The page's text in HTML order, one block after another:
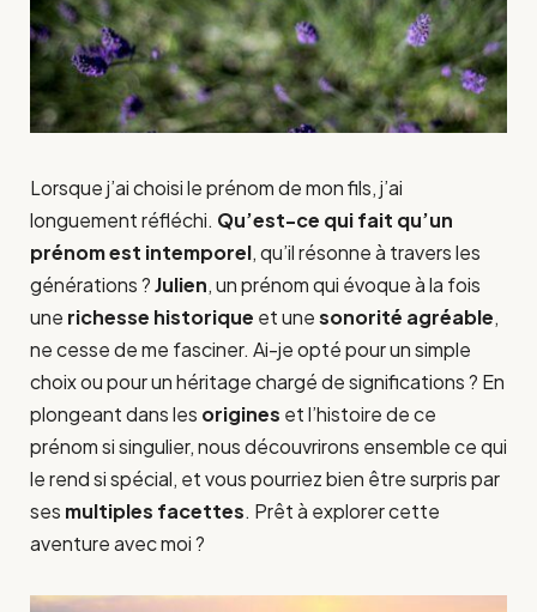
Lorsque j’ai choisi le prénom de mon fils, j’ai
longuement réfléchi. Qu’est-ce qui fait qu’un
prénom est intemporel, qu’il résonne à travers les
générations ?Julien, un prénom qui évoque à la fois
une richesse historique et unesonorité agréable,
ne cesse de me fasciner. Ai-je opté pour un simple
choix ou pour un héritage chargé de significations ? En
plongeant dans les origines et l’histoire de ce
prénom si singulier, nous découvrirons ensemble ce qui
le rend si spécial, et vous pourriez bien être surpris par
ses multiples facettes. Prêt à explorer cette
aventure avec moi ?